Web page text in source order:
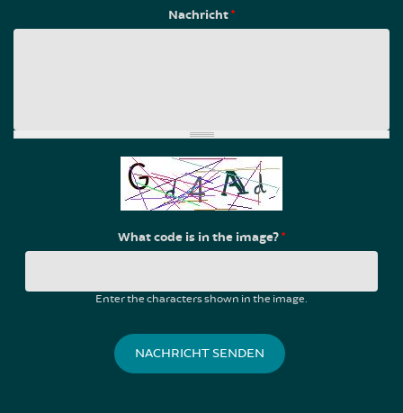
Nachricht*
What code is in the image?*
Enter the characters shown in the image.